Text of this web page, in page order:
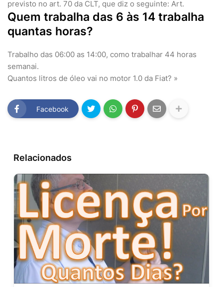
previsto no art. 70 da CLT, que diz o seguinte: Art.
Quem trabalha das 6 às 14 trabalha
quantas horas?
Trabalho das 06:00 as 14:00, como trabalhar 44 horas
semanai.
Quantos litros de óleo vai no motor 1.0 da Fiat? »
Facebook
Relacionados